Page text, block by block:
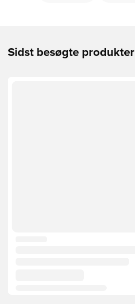
Sidst besøgte produkter